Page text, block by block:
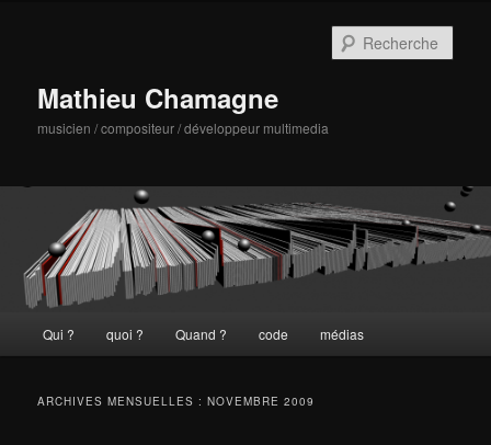
Mathieu Chamagne
musicien / compositeur / développeur multimedia
principal
Qui ? quoi ? Quand ? code médias
ARCHIVES MENSUELLES :NOVEMBRE 2009